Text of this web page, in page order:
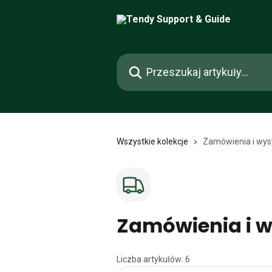
Przeszukaj artykuły...
Wszystkie kolekcje Zamówienia i
Zamówienia i
Liczba artykułów: 6